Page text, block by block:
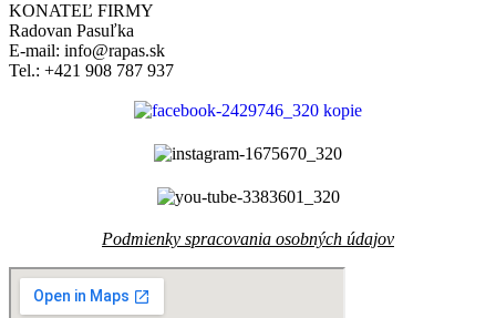
KONATEĽ FIRMY
Radovan Pasuľka
E-mail: info@rapas.sk
Tel.: +421 908 787 937
Podmienky spracovania osobných údajov